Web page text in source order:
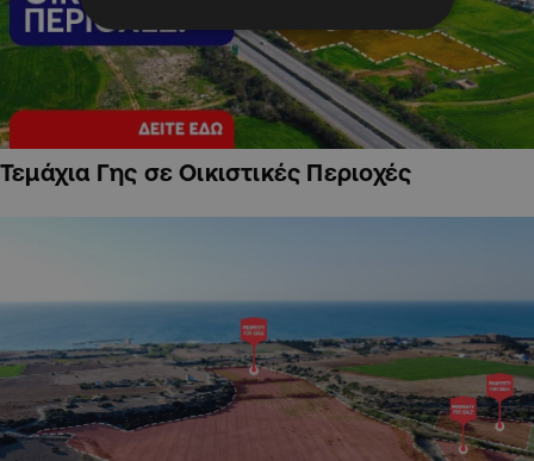
Τεμάχια Γης σε Οικιστικές Περιοχές